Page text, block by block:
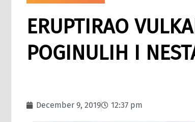
ERUPTIRAO
POGINULIH I
December 9, 2019 12:37 pm